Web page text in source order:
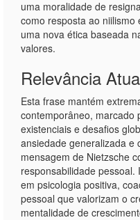
uma moralidade de
como resposta ao
uma nova ética baseada
valores.
Relevância
Esta frase mantém
contemporâneo, marcado
existenciais e desafios
ansiedade generalizada e
mensagem de Nietzsche
responsabilidade
em psicologia positiva,
pessoal que valorizam o
mentalidade de